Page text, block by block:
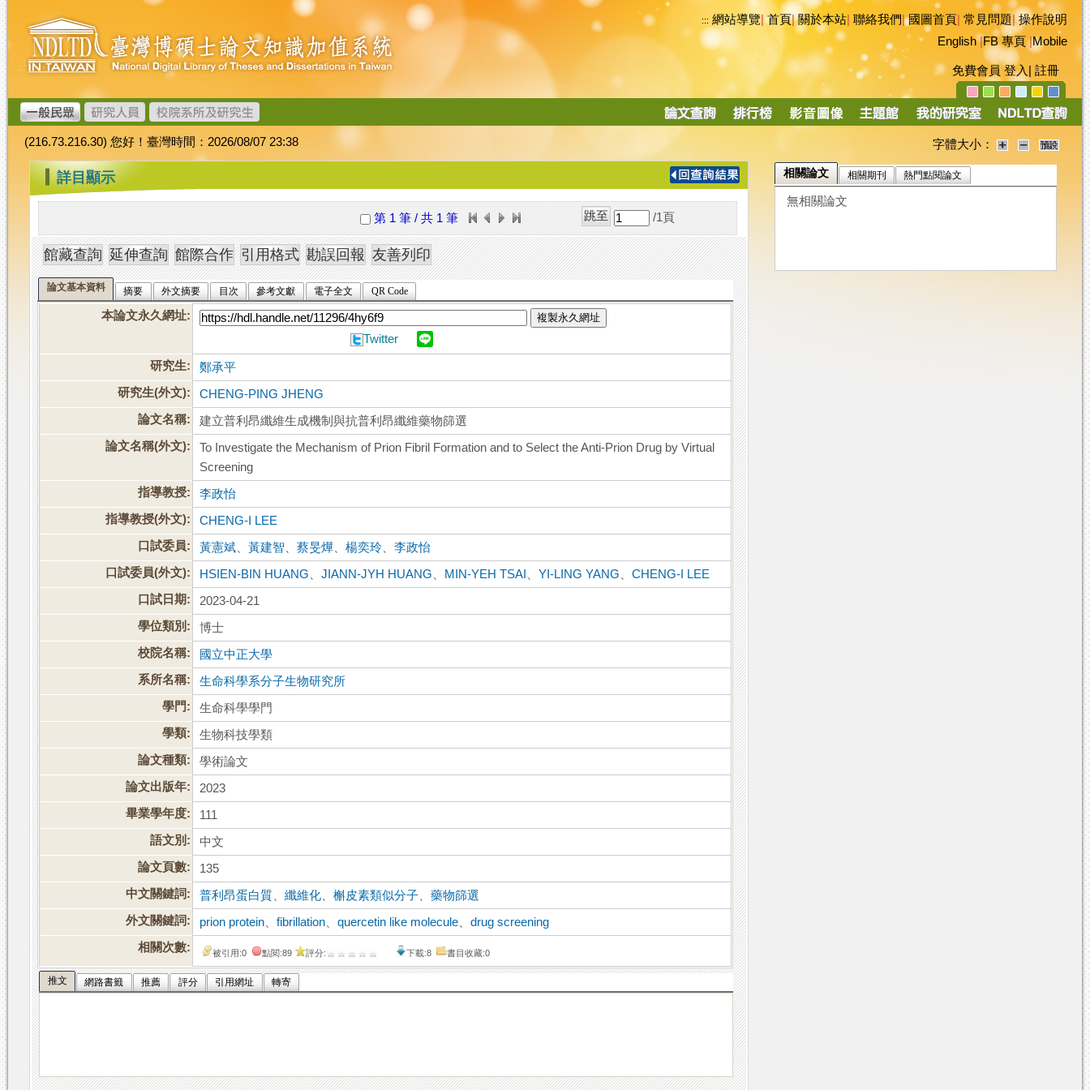
跳
到
主
要
內
容
臺
灣
博
碩
士
論
文
加
值
系
統
::: 網站導覽|首頁|關於本站 聯絡我們|國圖首頁 常見問題|操作說明
English|FB 專頁|Mobile
免費會員 登入 註冊
導
(216.73.216.30) 您好！臺灣時間：2026/08/07 23:38 字體大小：
::: 詳目顯示
第 1 筆 / 共 1 筆 /1 頁
論文基本資料 摘要 外文摘要 目次 參考文獻 電子全文 QR Code
本論文永久網址: 複製永久網址
Twitter
研究生:
鄭承平
研究生(外文):
CHENG-PING JHENG
論文名稱:
建立普利昂纖維生成機制與抗普利昂纖維藥物篩選
論文名稱(外文):
To Investigate the Mechanism of Prion Fibril Formation and to Select the Anti-Prion Drug by Virtual
Screening
指導教授:
李政怡
指導教授(外文):
CHENG-I LEE
口試委員:
黃憲斌 、黃建智 、蔡旻燁 、楊奕玲 、李政怡
口試委員(外文):
HSIEN-BIN HUANG 、JIANN-JYH HUANG MIN-YEH TSAI 、YI-LING YANG 、CHENG-I LEE
口試日期:
2023-04-21
學位類別:
博士
校院名稱:
國立中正大學
系所名稱:
生命科學系分子生物研究所
學門:
生命科學學門
學類:
生物科技學類
論文種類:
學術論文
論文出版年:
2023
畢業學年度:
111
語文別:
中文
論文頁數:
135
中文關鍵詞:
普利昂蛋白質 、纖維化 、槲皮素類似分子 、藥物篩選
外文關鍵詞:
prion protein 、fibrillation 、quercetin like molecule 、drug screening
相關次數:
被引用:0 點閱:89 評分: 下載:8 書目收藏:0
推文 網路書籤 推薦 評分 引用網址 轉寄
相關論文 相關期刊 熱門點閱論文
無相關論文